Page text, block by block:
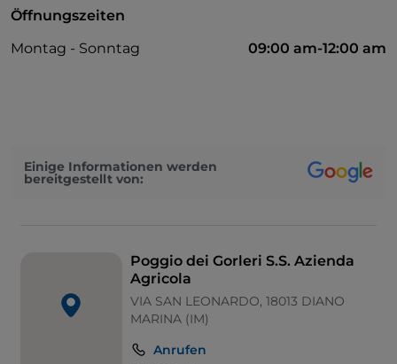
Swimmingpool
Es wird Spanisch gesprochen
Öffnungszeiten
Montag - Sonntag
09:00 am-12:00 am
Einige Informationen werden
bereitgestellt von:
Poggio dei Gorleri S.S. Azienda
Agricola
VIA SAN LEONARDO, 18013 DIANO
MARINA (IM)
Anrufen